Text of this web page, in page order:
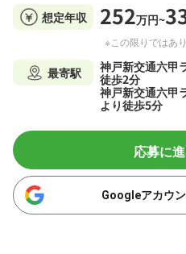
想定年収 252万円~
※この限りではあり
最寄駅
神戸新交通六甲
徒歩2分
神戸新交通六甲
より徒歩5分
応募に
Googleアカウ